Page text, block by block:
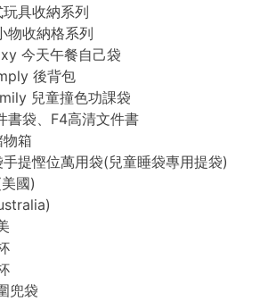
具收納系列
物收納格系列
今天午餐自己袋
後背包
兒童撞色功課袋
書袋、F4高清文件書
箱
提慳位萬用袋(兒童睡袋專用提袋)
國)
兜袋